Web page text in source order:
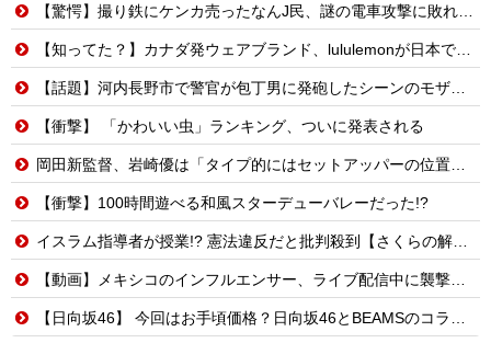
【驚愕】撮り鉄にケンカ売ったなんJ民、謎の電車攻撃に敗れてしまうwww
【知ってた？】カナダ発ウェアブランド、lululemonが日本でオープン→店名は日本差別からできた？
【話題】河内長野市で警官が包丁男に発砲したシーンのモザ無し映像が公開される。
【衝撃】 「かわいい虫」ランキング、ついに発表される
岡田新監督、岩崎優は「タイプ的にはセットアッパーの位置が一番合うてる」←おーん
【衝撃】100時間遊べる和風スターデューバレーだった!?
イスラム指導者が授業!? 憲法違反だと批判殺到【さくらの解説】
【動画】メキシコのインフルエンサー、ライブ配信中に襲撃されて死亡。
【日向坂46】 今回はお手頃価格？日向坂46とBEAMSのコラボが決定！！